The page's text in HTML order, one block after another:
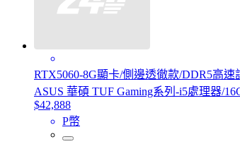
RTX5060-8G顯卡/側邊透徹款/DDR5高速
ASUS 華碩 TUF Gaming系列-i5處理器/
$42,888
P幣